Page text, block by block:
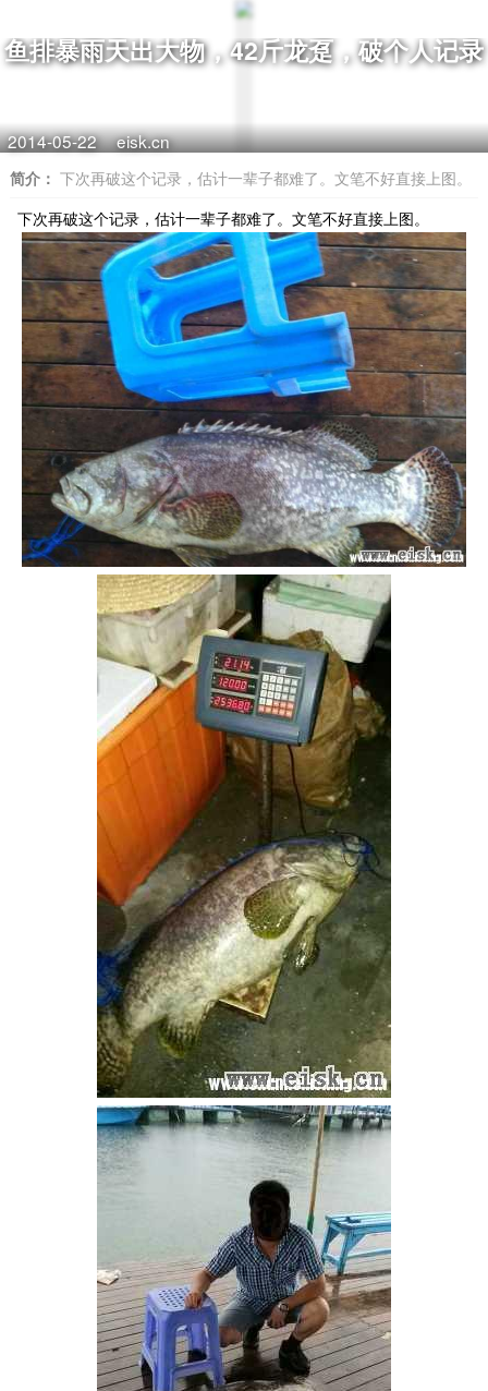
鱼排暴雨天出大物，42斤龙趸，破个人记录
2014-05-22 eisk.cn
简介： 下次再破这个记录，估计一辈子都难了。文笔不好直接上图。
下次再破这个记录，估计一辈子都难了。文笔不好直接上图。